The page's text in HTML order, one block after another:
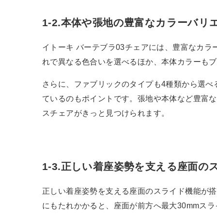
1-2.本体や張地の豊富なカラーバリ
イトーキ バーテブラ03チェアには、豊富なカ
れで異なる色合いを選べるほか、本体カラーも
さらに、ファブリックのタイプも4種類から選
ているのもポイントです。張地や本体など豊富
スチェアがきっと見つけられます。
1-3.正しい着座姿勢を支える座面の
正しい着座姿勢を支える座面のスライド機能が
にもたれかかると、座面が前方へ最大30mmス